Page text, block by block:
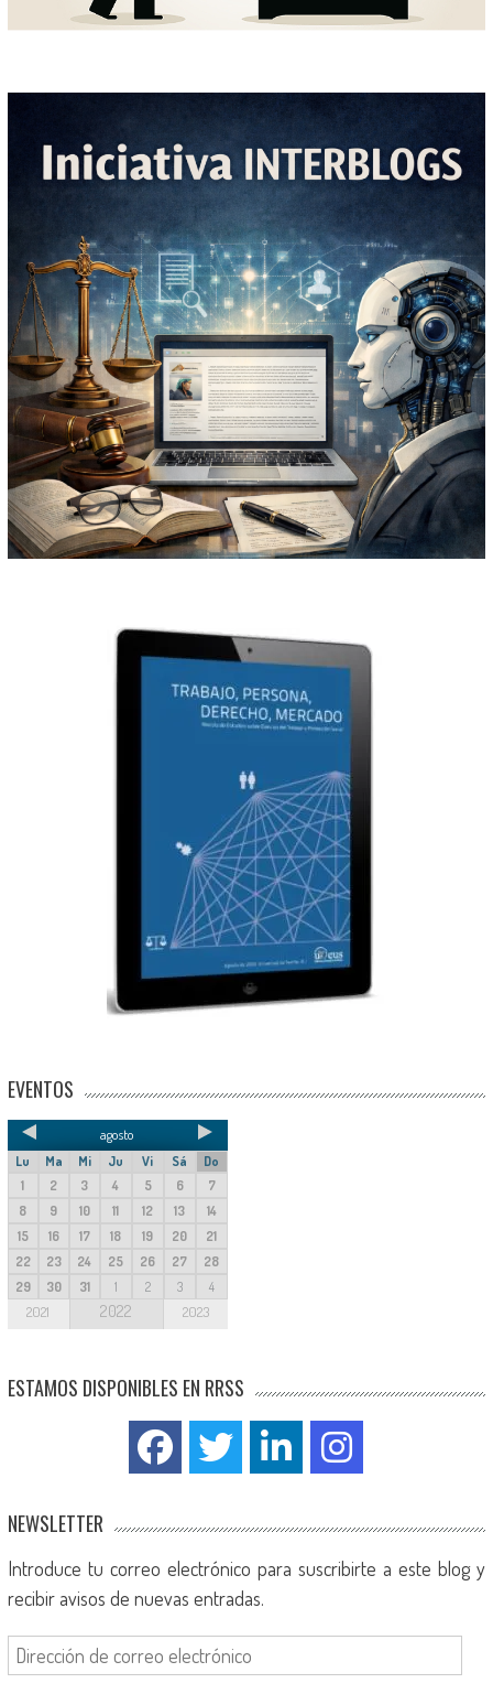
EVENTOS
agosto
Lu Ma Mi Ju Vi Sá
Do
1
2 3 4 5 6
7
8
9 10 11 12 13
14
15
16 17 18 19 20
21
22
23 24 25 26 27
28
29
30 31 1 2 3 4
2021 2022 2023
ESTAMOS DISPONIBLES EN RRSS
NEWSLETTER
Introduce tu correo electrónico para suscribirte a este blog y
recibir avisos de nuevas entradas.